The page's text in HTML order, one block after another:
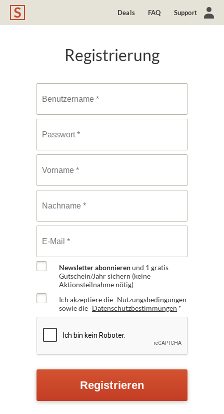
Deals FAQ Support
Registrierung
Newsletter abonnierenund 1 gratis
Gutschein/Jahr sichern (keine
Aktionsteilnahme nötig)
Ich akzeptiere die Nutzungsbedingungen
sowie die Datenschutzbestimmungen *